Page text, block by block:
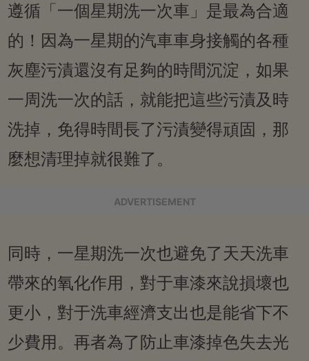
遵循「一個星期洗一次車」是最為合適
的！因為一星期的汽車車身接觸的各種
灰塵污漬還沒有足夠的時間沉淀，如果
一周洗一次的話，就能把這些污漬及時
洗掉，免得時間長了污漬變得頑固，那
麼想清理掉就很難了。
ADVERTISEMENT
同時，一星期洗一次也避免了天天洗車
帶來的氧化作用，對于車漆來說損壞也
更小，對于洗車經濟支出也是能省下不
少費用。再者為了防止車漆掉色失去光